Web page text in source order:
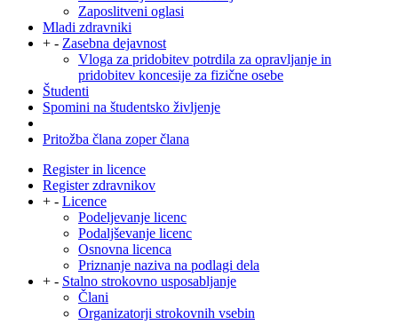
Zaposlitveni oglasi
Mladi zdravniki
+ - Zasebna dejavnost
Vloga za pridobitev potrdila za opravljanje in
pridobitev koncesije za fizične osebe
Študenti
Spomini na študentsko življenje
Pritožba člana zoper člana
Register in licence
Register zdravnikov
+ - Licence
Podeljevanje licenc
Podaljševanje licenc
Osnovna licenca
Priznanje naziva na podlagi dela
+ - Stalno strokovno usposabljanje
Člani
Organizatorji strokovnih vsebin